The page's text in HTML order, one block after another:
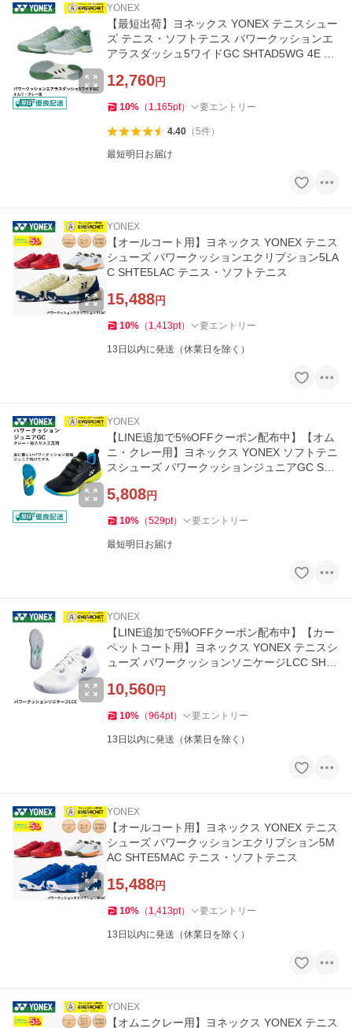
YONEX
【最短出荷】ヨネックス YONEX テニスシュー
ズ テニス・ソフトテニス パワークッションエ
アラスダッシュ5ワイドGC SHTAD5WG 4E 軽
12,760円
10% （ 1,165pt） 要エントリー
4.40（5件）
最短明日お届け
YONEX
【オールコート用】ヨネックス YONEX テニス
シューズ パワークッションエクリプション5LA
C SHTE5LAC テニス・ソフトテニス
15,488円
10% （ 1,413pt） 要エントリー
13日以内に発送（休業日を除く）
YONEX
【LINE追加で5%OFFクーポン配布中】【オム
ニ・クレー用】ヨネックス YONEX ソフトテニ
スシューズ パワークッションジュニアGC SHT
5,808円
10% （529pt） 要エントリー
最短明日お届け
YONEX
【LINE追加で5%OFFクーポン配布中】【カー
ペットコート用】ヨネックス YONEX テニスシ
ューズ パワークッションソニケージLCC SHT
10,560円
10% （964pt） 要エントリー
13日以内に発送（休業日を除く）
YONEX
【オールコート用】ヨネックス YONEX テニス
シューズ パワークッションエクリプション5M
AC SHTE5MAC テニス・ソフトテニス
15,488円
10% （ 1,413pt） 要エントリー
13日以内に発送（休業日を除く）
YONEX
【オムニクレー用】ヨネックス YONEX テニス